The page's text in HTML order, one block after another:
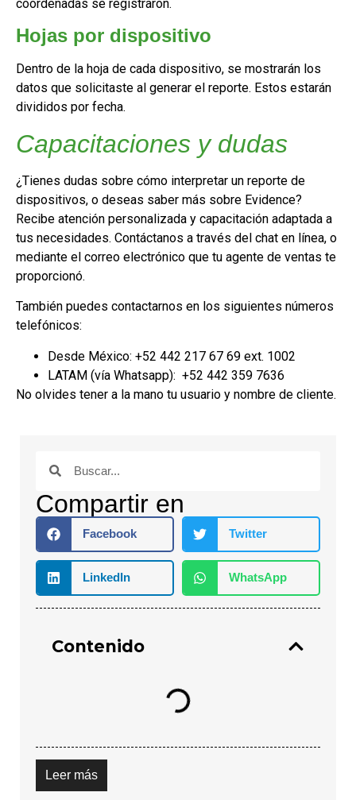
coordenadas se registraron.
Hojas por dispositivo
Dentro de la hoja de cada dispositivo, se mostrarán los
datos que solicitaste al generar el reporte. Estos estarán
divididos por fecha.
Capacitaciones y dudas
¿Tienes dudas sobre cómo interpretar un reporte de
dispositivos, o deseas saber más sobre Evidence?
Recibe atención personalizada y capacitación adaptada a
tus necesidades. Contáctanos a través del chat en línea, o
mediante el correo electrónico que tu agente de ventas te
proporcionó.
También puedes contactarnos en los siguientes números
telefónicos:
Desde México: +52 442 217 67 69 ext. 1002
LATAM (vía Whatsapp): +52 442 359 7636
No olvides tener a la mano tu usuario y nombre de cliente.
Compartir en
Facebook Twitter
LinkedIn WhatsApp
Contenido
Leer más